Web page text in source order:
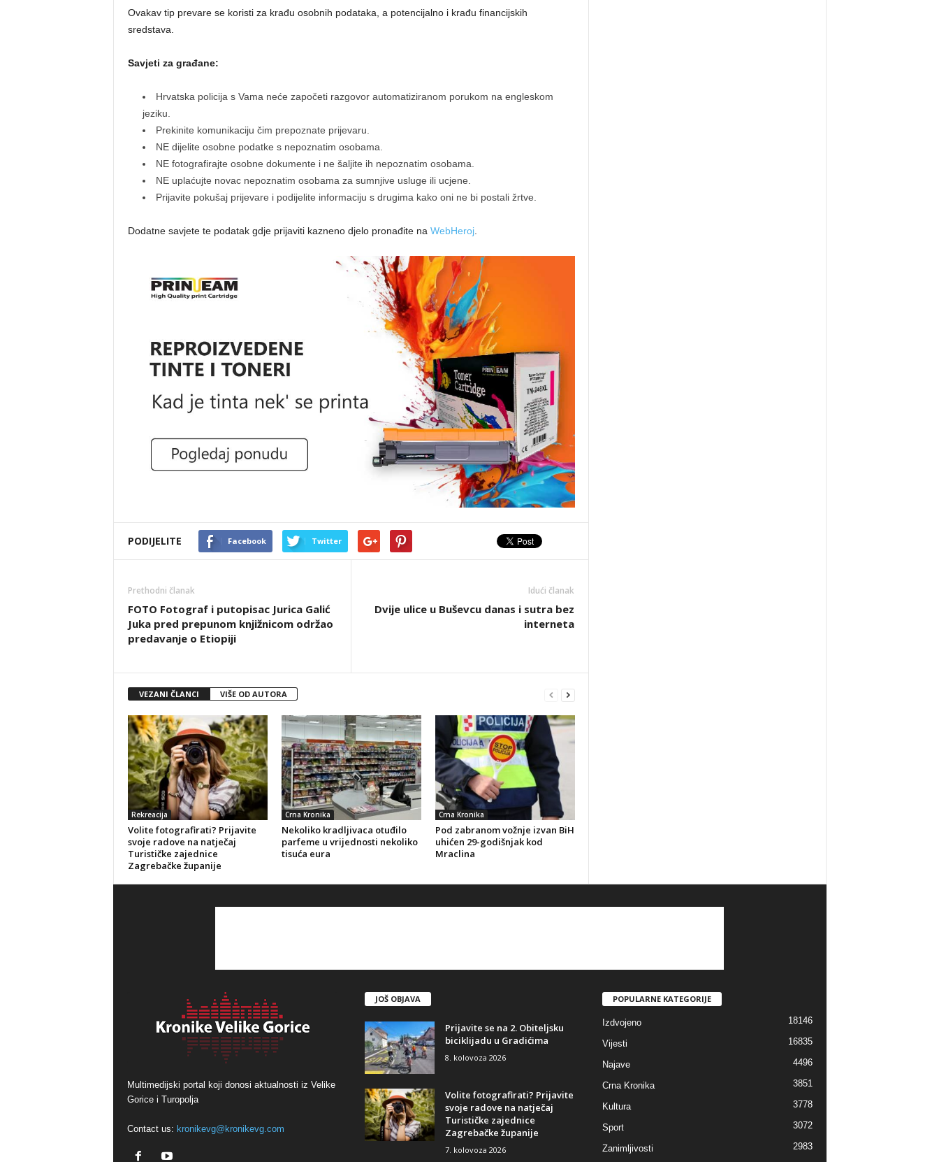
Ovakav tip prevare se koristi za krađu osobnih podataka, a potencijalno i krađu financijskih
sredstava.
Savjeti za građane:
Hrvatska policija s Vama neće započeti razgovor automatiziranom porukom na engleskom
jeziku.
Prekinite komunikaciju čim prepoznate prijevaru.
NE dijelite osobne podatke s nepoznatim osobama.
NE fotografirajte osobne dokumente i ne šaljite ih nepoznatim osobama.
NE uplaćujte novac nepoznatim osobama za sumnjive usluge ili ucjene.
Prijavite pokušaj prijevare i podijelite informaciju s drugima kako oni ne bi postali žrtve.
Dodatne savjete te podatak gdje prijaviti kazneno djelo pronađite na WebHeroj.
PODIJELITE Facebook Twitter
Prethodni članak
FOTO Fotograf i putopisac Jurica Galić
Juka pred prepunom knjižnicom održao
predavanje o Etiopiji
Idući članak
Dvije ulice u Buševcu danas i sutra bez
interneta
VEZANI ČLANCI VIŠE OD AUTORA
Rekreacija
Volite fotografirati? Prijavite
svoje radove na natječaj
Turističke zajednice
Zagrebačke županije
Crna Kronika
Nekoliko kradljivaca otuđilo
parfeme u vrijednosti nekoliko
tisuća eura
Crna Kronika
Pod zabranom vožnje izvan BiH
uhićen 29-godišnjak kod
Mraclina
Multimedijski portal koji donosi aktualnosti iz Velike
Gorice i Turopolja
Contact us: kronikevg@kronikevg.com
JOŠ OBJAVA
Prijavite se na 2. Obiteljsku
biciklijadu u Gradićima
8. kolovoza 2026
Volite fotografirati? Prijavite
svoje radove na natječaj
Turističke zajednice
Zagrebačke županije
7. kolovoza 2026
POPULARNE KATEGORIJE
Izdvojeno 18146
Vijesti 16835
Najave 4496
Crna Kronika 3851
Kultura 3778
Sport 3072
Zanimljivosti 2983